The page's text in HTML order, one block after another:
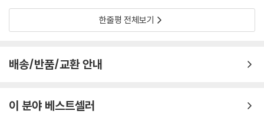
한줄평 전체보기
배송/반품/교환 안내
이 분야 베스트셀러